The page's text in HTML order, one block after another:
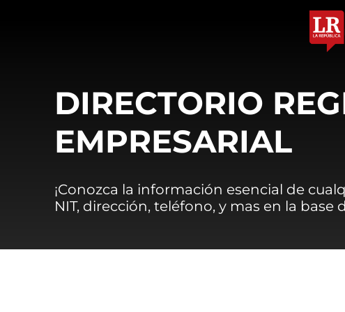
DIRECTORIO
EMPRESARIAL
¡Conozca la información esencial de
NIT, dirección, teléfono, y mas en la